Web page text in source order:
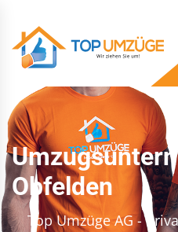
Obfelden
Top Umzüge AG -